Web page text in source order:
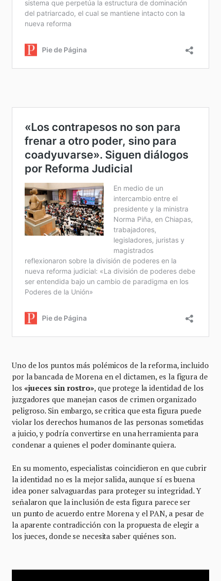
Uno de los puntos más polémicos de la reforma, incluido
por la bancada de Morena en el dictamen, es la figura de
los «jueces sin rostro», que protege la identidad de los
juzgadores que manejan casos de crimen organizado
peligroso. Sin embargo, se critica que esta figura puede
violar los derechos humanos de las personas sometidas
a juicio, y podría convertirse en una herramienta para
condenar a quienes el poder dominante quiera.
En su momento, especialistas coincidieron en que cubrir
la identidad no es la mejor salida, aunque sí es buena
idea poner salvaguardas para proteger su integridad. Y
señalaron que la inclusión de esta figura parece ser
un punto de acuerdo entre Morena y el PAN, a pesar de
la aparente contradicción con la propuesta de elegir a
los jueces, donde se necesita saber quiénes son.